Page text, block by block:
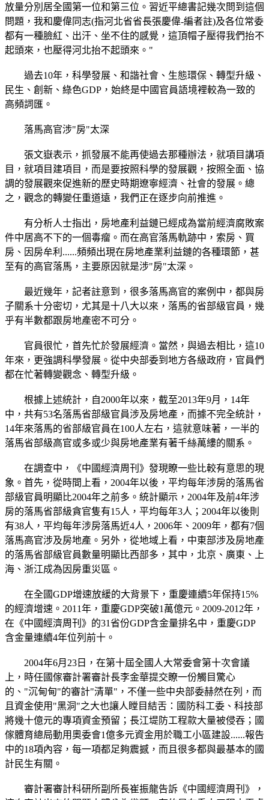
放量分別居全國第一位和第三位。習近平總書記幾次問到這個
問題，我和慶偉同志(指河北省省長張慶偉-編者註)及各位常委
都有一種臉紅、出汗、坐不住的感覺，這頂帽子壓得我們抬不
起頭來，也壓得河北抬不起頭來。"
過去10年，科學發展、和諧社會、生態環保、轉型升級、
民生、創新、綠色GDP，始終是中國官員語境裡較為一致的
高頻詞匯。
落馬高官涉"房"太深
張文嶽表示，抓發展不能再使過去那種辦法，就項目講項
目，就項目建項目，而是要按照科學的發展觀，按照全面、協
調的發展觀來促進新的歷史時期遼寧經濟、社會的發展。總
之，觀念的轉變任重道遠，我們正在逐步向前推進。
有分析人士指出，房地產利益鏈已經成為當前經濟腐敗案
件中居高不下的一個毒瘤。而在高官落馬軌跡中，索房、買
房、因房牟利......頻頻出現在房地產業利益鏈的各種環節，甚
至有的高官落馬，主要原因就是涉"房"太深。
最近幾年，記者註意到，很多落馬高官的案例中，都與房
子關系十分密切，尤其是十八大以來，落馬的省部級官員，幾
乎有半數都跟房地產密不可分。
官員很忙，首先忙於發展經濟。當然，與過去相比，這10
年來，更強調科學發展。從中央部委到地方各級政府，官員們
都在忙著轉變觀念、轉型升級。
根據上述統計，自2000年以來，截至2013年9月，14年
中，共有53名落馬省部級官員涉及房地產，而據不完全統計，
14年來落馬的省部級官員在100人左右，這就意味著，一半的
落馬省部級高官或多或少與房地產業有著千絲萬縷的關系。
在調查中，《中國經濟周刊》發現瞭一些比較有意思的現
象。首先，從時間上看，2004年以後，平均每年涉房的落馬省
部級官員明顯比2004年之前多。統計顯示，2004年及前4年涉
房的落馬省部級貪官隻有15人，平均每年3人；2004年以後則
有38人，平均每年涉房落馬近4人，2006年、2009年，都有7個
落馬高官涉及房地產。另外，從地域上看，中東部涉及房地產
的落馬省部級官員數量明顯比西部多，其中，北京、廣東、上
海、浙江成為因房重災區。
在全國GDP增速放緩的大背景下，重慶連續5年保持15%
的經濟增速。2011年，重慶GDP突破1萬億元。2009-2012年，
在《中國經濟周刊》的31省份GDP含金量排名中，重慶GDP
含金量連續4年位列前十。
2004年6月23日，在第十屆全國人大常委會第十次會議
上，時任國傢審計署審計長李金華提交瞭一份觸目驚心
的、"沉甸甸"的審計"清單"，不僅一些中央部委赫然在列，而
且資金使用"黑洞"之大也讓人瞠目結舌：國防科工委、科技部
將幾十億元的專項資金預留；長江堤防工程款大量被侵吞；國
傢體育總局動用奧委會1億多元資金用於職工小區建設......報告
中的18項內容，每一項都足夠震撼，而且很多都與最基本的國
計民生有關。
審計署審計科研所副所長崔振龍告訴《中國經濟周刊》，